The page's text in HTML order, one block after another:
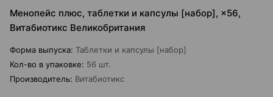
Менопейс плюс, таблетки и капсулы [набор], ×56,
Витабиотикс Великобритания
Форма выпуска: Таблетки и капсулы [набор]
Кол-во в упаковке: 56 шт.
Производитель: Витабиотикс